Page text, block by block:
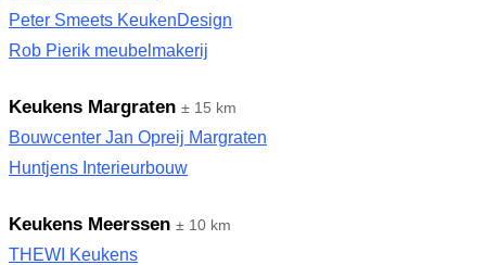
Peter Smeets KeukenDesign
Rob Pierik meubelmakerij
Keukens Margraten ± 15 km
Bouwcenter Jan Opreij Margraten
Huntjens Interieurbouw
Keukens Meerssen ± 10 km
THEWI Keukens